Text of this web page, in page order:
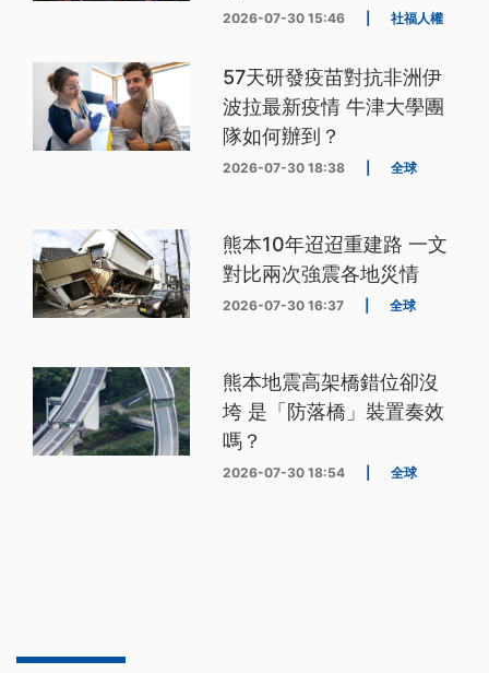
2026-07-30 15:46 社福人權
57天研發疫苗對抗非洲伊
波拉最新疫情 牛津大學團
隊如何辦到？
2026-07-30 18:38 全球
熊本10年迢迢重建路 一文
對比兩次強震各地災情
2026-07-30 16:37 全球
熊本地震高架橋錯位卻沒
垮 是「防落橋」裝置奏效
嗎？
2026-07-30 18:54 全球